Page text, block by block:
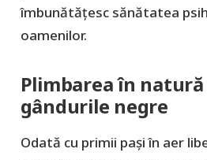
îmbunătățesc sănătatea
oamenilor.
Plimbarea în
gândurile negre
Odată cu primii pași în aer